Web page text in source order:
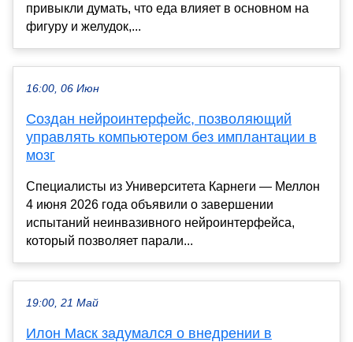
привыкли думать, что еда влияет в основном на
фигуру и желудок,...
16:00, 06 Июн
Cоздан нейроинтерфейс, позволяющий
управлять компьютером без имплантации в
мозг
Специалисты из Университета Карнеги — Меллон
4 июня 2026 года объявили о завершении
испытаний неинвазивного нейроинтерфейса,
который позволяет парали...
19:00, 21 Май
Илон Маск задумался о внедрении в